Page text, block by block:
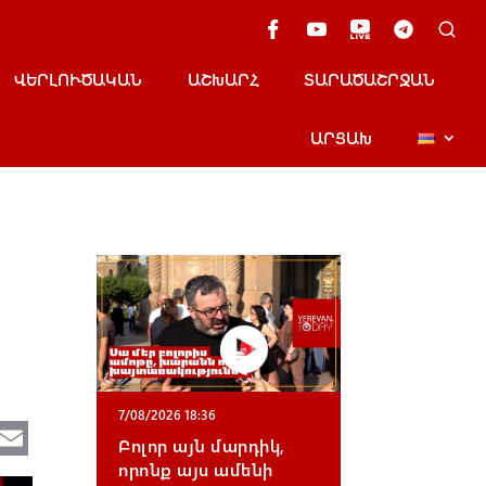
ՎԵՐԼՈՒԾԱԿԱՆ ԱՇԽԱՐՀ ՏԱՐԱԾԱՇՐՋԱՆ
ԱՐՑԱԽ
Te
m
7/08/2026 18:36
Բոլոր այն մարդիկ,
որոնք այս ամենի